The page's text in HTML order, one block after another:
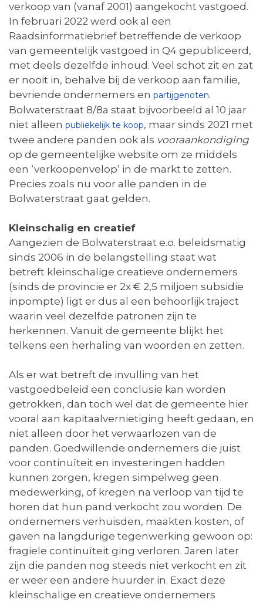
verkoop van (vanaf 2001) aangekocht vastgoed.
In februari 2022 werd ook al een
Raadsinformatiebrief betreffende de verkoop
van gemeentelijk vastgoed in Q4 gepubliceerd,
met deels dezelfde inhoud. Veel schot zit en zat
er nooit in, behalve bij de verkoop aan familie,
bevriende ondernemers en partijgenoten.
Bolwaterstraat 8/8a staat bijvoorbeeld al 10 jaar
niet alleen publiekelijk te koop, maar sinds 2021 met
twee andere panden ook als vooraankondiging
op de gemeentelijke website om ze middels
een ‘verkoopenvelop’ in de markt te zetten.
Precies zoals nu voor alle panden in de
Bolwaterstraat gaat gelden.
Kleinschalig en creatief
Aangezien de Bolwaterstraat e.o. beleidsmatig
sinds 2006 in de belangstelling staat wat
betreft kleinschalige creatieve ondernemers
(sinds de provincie er 2x € 2,5 miljoen subsidie
inpompte) ligt er dus al een behoorlijk traject
waarin veel dezelfde patronen zijn te
herkennen. Vanuit de gemeente blijkt het
telkens een herhaling van woorden en zetten.
Als er wat betreft de invulling van het
vastgoedbeleid een conclusie kan worden
getrokken, dan toch wel dat de gemeente hier
vooral aan kapitaalvernietiging heeft gedaan, en
niet alleen door het verwaarlozen van de
panden. Goedwillende ondernemers die juist
voor continuïteit en investeringen hadden
kunnen zorgen, kregen simpelweg geen
medewerking, of kregen na verloop van tijd te
horen dat hun pand verkocht zou worden. De
ondernemers verhuisden, maakten kosten, of
gaven na langdurige tegenwerking gewoon op:
fragiele continuïteit ging verloren. Jaren later
zijn die panden nog steeds niet verkocht en zit
er weer een andere huurder in. Exact deze
kleinschalige en creatieve ondernemers